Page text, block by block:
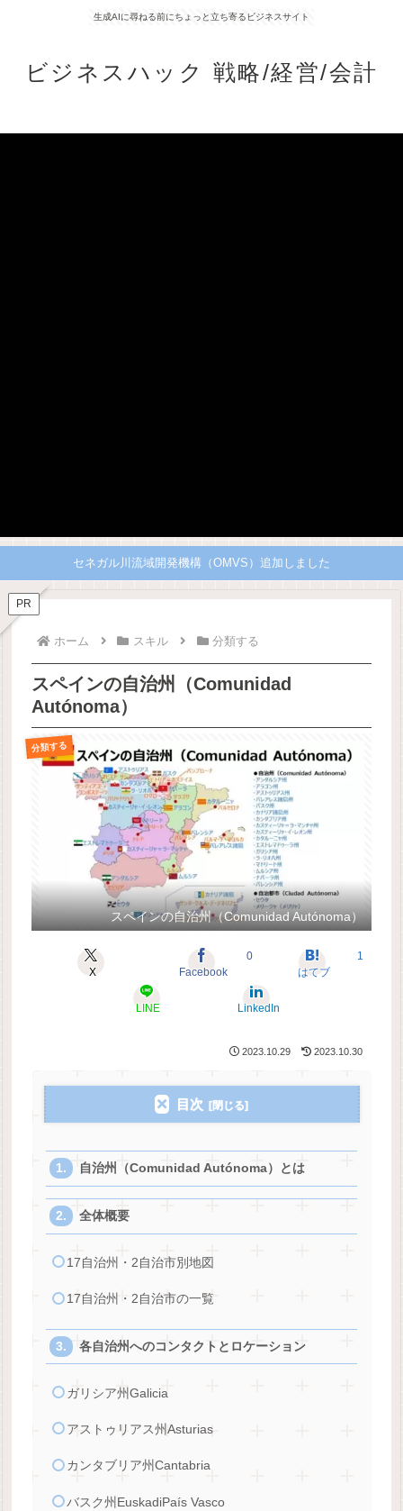
生成AIに尋ねる前にちょっと立ち寄るビジネスサイト
ビジネスハック 戦略/経営/会計
セネガル川流域開発機構（OMVS）追加しました
PR
ホーム スキル 分類する
スペインの自治州（Comunidad
Autónoma）
分類する
スペインの自治州（Comunidad Autónoma）
X Facebook
0
はてブ
1
LINE LinkedIn
2023.10.29 2023.10.30
目次
自治州（Comunidad Autónoma）とは
全体概要
17自治州・2自治市別地図
17自治州・2自治市の一覧
各自治州へのコンタクトとロケーション
ガリシア州Galicia
アストゥリアス州Asturias
カンタブリア州Cantabria
バスク州EuskadiPaís Vasco